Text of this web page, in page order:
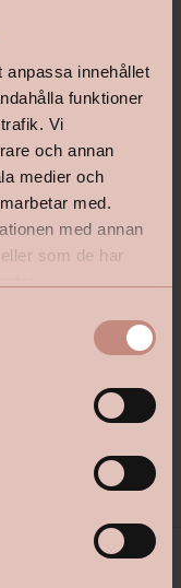
anpassa innehållet
funktioner
Vi
och annan
medier och
med.
med annan
som de har
Lycke Väggfärg
699 kr